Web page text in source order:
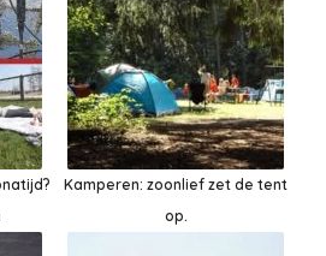
Kamperen: zoonlief zet de tent
op.